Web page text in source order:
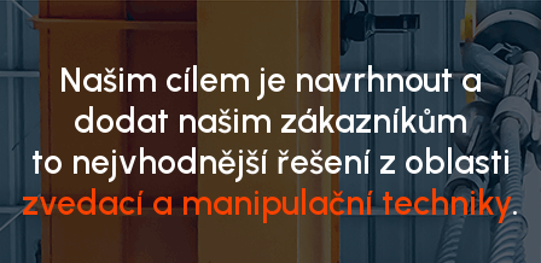
Našim cílem je navrhnout a
dodat našim zákazníkům
to nejvhodnější řešení z oblasti
zvedací a manipulační techniky.